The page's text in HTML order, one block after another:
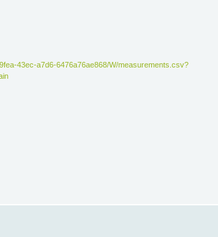
43ec-a7d6-6476a76ae868/W/measurements.csv?